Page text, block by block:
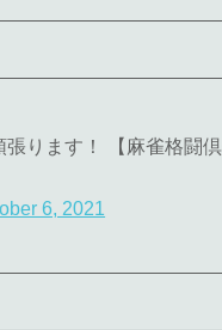
ります！ 【麻雀格闘
6, 2021